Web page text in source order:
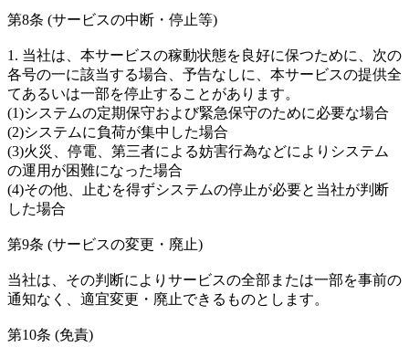
第8条 (サービスの中断・停止等)
1. 当社は、本サービスの稼動状態を良好に保つために、次の
各号の一に該当する場合、予告なしに、本サービスの提供全
てあるいは一部を停止することがあります。
(1)システムの定期保守および緊急保守のために必要な場合
(2)システムに負荷が集中した場合
(3)火災、停電、第三者による妨害行為などによりシステム
の運用が困難になった場合
(4)その他、止むを得ずシステムの停止が必要と当社が判断
した場合
第9条 (サービスの変更・廃止)
当社は、その判断によりサービスの全部または一部を事前の
通知なく、適宜変更・廃止できるものとします。
第10条 (免責)